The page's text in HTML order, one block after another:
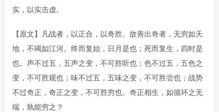
实，以实击虚。
【原文】凡战者，以正合，以奇胜。故善出奇者，无穷如天
地，不竭如江河。终而复始，日月是也；死而复生，四时是
也。声不过五，五声之变，不可胜听也；色不过五，五色之
变，不可胜观也；味不过五，五味之变，不可胜尝也；战势
不过奇正，奇正之变，不可胜穷也。奇正相生，如循环之无
端，孰能穷之？